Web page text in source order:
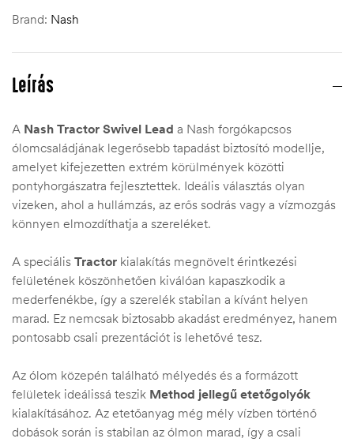
Brand: Nash
Leírás
A Nash Tractor Swivel Lead a Nash forgókapcsos
ólomcsaládjának legerősebb tapadást biztosító modellje,
amelyet kifejezetten extrém körülmények közötti
pontyhorgászatra fejlesztettek. Ideális választás olyan
vizeken, ahol a hullámzás, az erős sodrás vagy a vízmozgás
könnyen elmozdíthatja a szereléket.
A speciális Tractor kialakítás megnövelt érintkezési
felületének köszönhetően kiválóan kapaszkodik a
mederfenékbe, így a szerelék stabilan a kívánt helyen
marad. Ez nemcsak biztosabb akadást eredményez, hanem
pontosabb csali prezentációt is lehetővé tesz.
Az ólom közepén található mélyedés és a formázott
felületek ideálissá teszik Method jellegű etetőgolyók
kialakításához. Az etetőanyag még mély vízben történő
dobások során is stabilan az ólmon marad, így a csali